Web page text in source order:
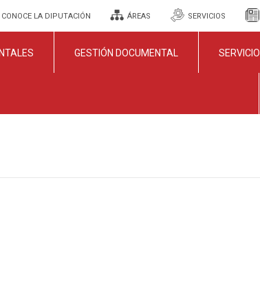
CONOCE LA DIPUTACIÓN ÁREAS SERVICIOS
GESTIÓN DOCUMENTAL